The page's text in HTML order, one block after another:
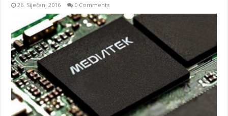
26. Siječanj 2016 0 Comments